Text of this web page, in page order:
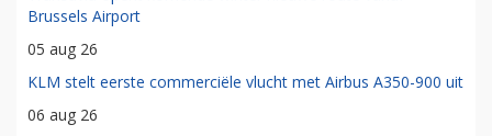
Brussels Airport
05 aug 26
KLM stelt eerste commerciële vlucht met Airbus A350-900 uit
06 aug 26